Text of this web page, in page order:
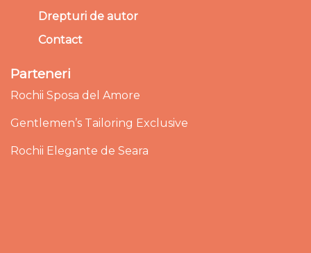
Drepturi de autor
Contact
Parteneri
Rochii Sposa del Amore
Gentlemen’s Tailoring Exclusive
Rochii Elegante de Seara